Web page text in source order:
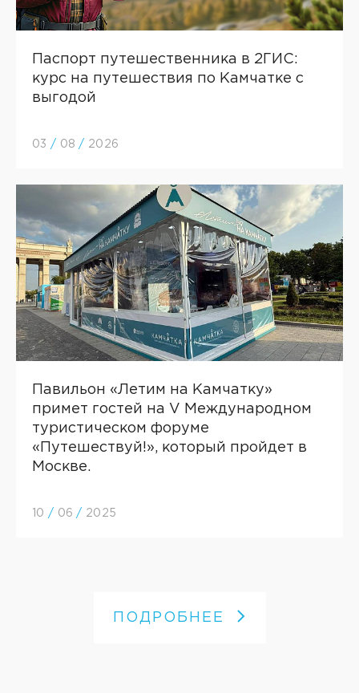
Паспорт путешественника в 2ГИC:
курс на путешествия по Камчатке с
выгодой
03 / 08 / 2026
Павильон «Летим на Камчатку»
примет гостей на V Международном
туристическом форуме
«Путешествуй!», который пройдет в
Москве.
10 / 06 / 2025
ПОДРОБНЕЕ